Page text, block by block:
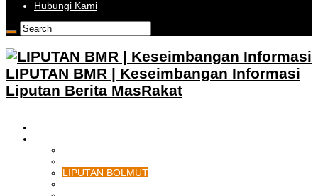
Hubungi Kami
LIPUTAN BMR | Keseimbangan Informasi
Liputan Berita MasRakat
LIPUTAN BOLMUT